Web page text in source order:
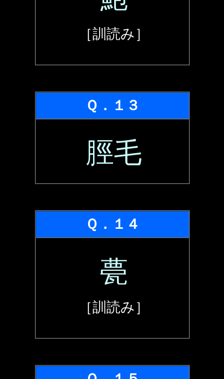
［訓読み］
Ｑ．１３
脛毛
Ｑ．１４
甍
［訓読み］